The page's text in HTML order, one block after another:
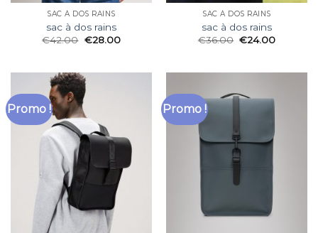
SAC À DOS RAINS
sac à dos rains
€42.00 €28.00
SAC À DOS RAINS
sac à dos rains
€36.00 €24.00
Promo ! Promo !